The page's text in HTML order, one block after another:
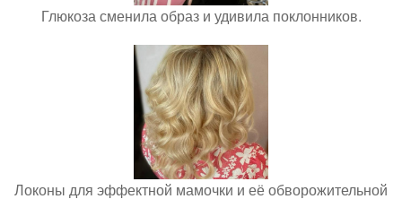
Глюкоза сменила образ и удивила поклонников.
Локоны для эффектной мамочки и её обворожительной